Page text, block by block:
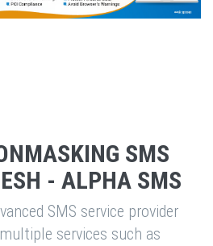
SMS
- ALPHA SMS
SMS service provider
services such as